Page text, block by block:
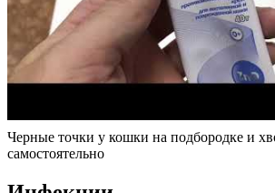
Черные точки у кошки на подбородке и
самостоятельно